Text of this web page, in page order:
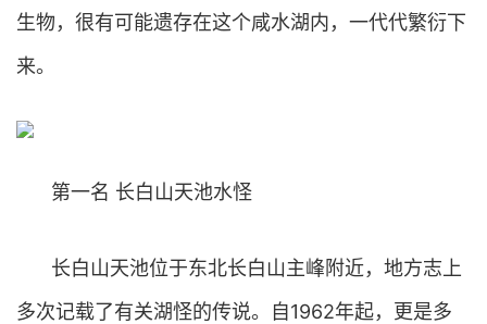
生物，很有可能遗存在这个咸水湖内，一代代繁衍下
来。
第一名 长白山天池水怪
长白山天池位于东北长白山主峰附近，地方志上
多次记载了有关湖怪的传说。自1962年起，更是多